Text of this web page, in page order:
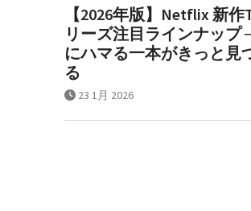
【2026年版】Netflix 新作
リーズ注目ラインナップ
にハマる一本がきっと見
る
23 1月 2026